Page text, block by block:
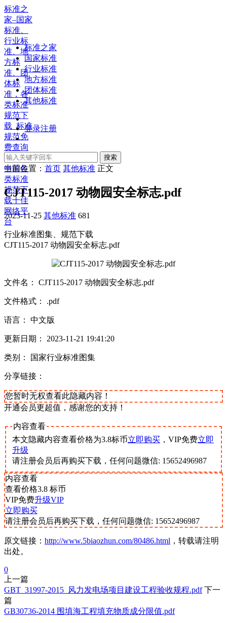
标准之
家–国家
标准、
行业标
准、地
方标
准、团
体标
准，各
类标准
规范下
载_标准
规范免
费查询
下载，
中国各
类标准
规范下
载十佳
网络平
台
标准之家
国家标准
行业标准
地方标准
团体标准
其他标准
登录注册
搜索
当前位置： 首页 其他标准 正文
CJT115-2017 动物园安全标志.pdf
2023-11-25 其他标准 681
行业标准图集、规范下载
CJT115-2017 动物园安全标志.pdf
文件名： CJT115-2017 动物园安全标志.pdf
文件格式： .pdf
语言： 中文版
更新日期： 2023-11-21 19:41:20
类别： 国家行业标准图集
分享链接：
您暂时无权查看此隐藏内容！
开通会员更超值，感谢您的支持！
内容查看
本文隐藏内容查看价格为3.8标币立即购买 ，VIP免费立即
升级
请注册会员后再购买下载，任何问题微信: 15652496987
内容查看
查看价格3.8 标币
VIP免费升级VIP
立即购买
请注册会员后再购买下载，任何问题微信: 15652496987
原文链接： http://www.5biaozhun.com/80486.html ，转载请注明
出处。
0
上一篇
GBT_31997-2015_风力发电场项目建设工程验收规程.pdf 下一
篇
GB30736-2014 围填海工程填充物质成分限值.pdf